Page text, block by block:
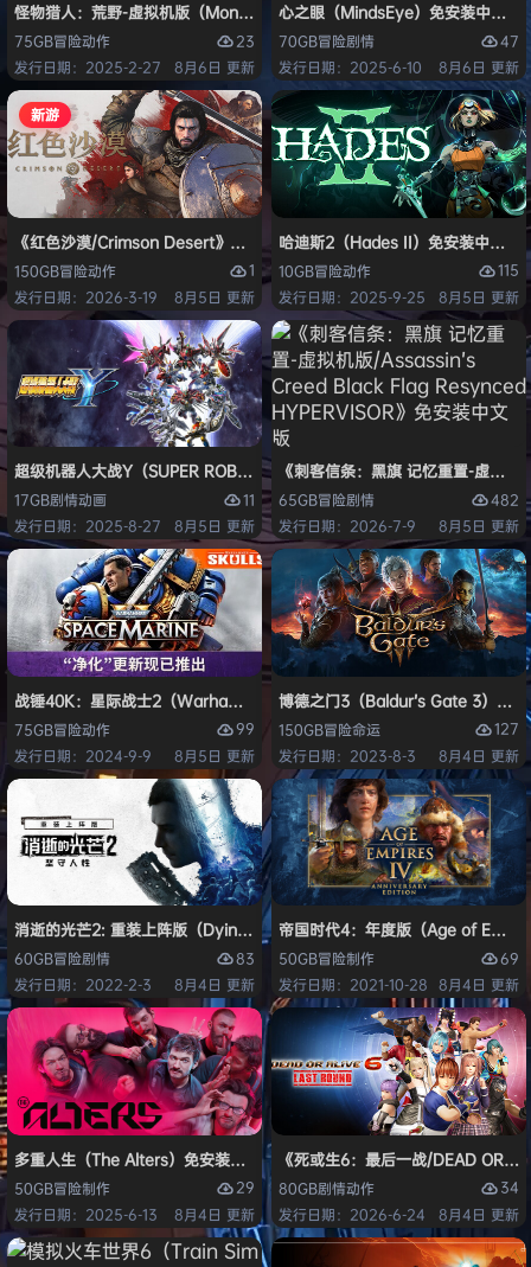
怪物猎人：荒野-虚拟机版（Monster Hunter Wilds HYPERVISOR）免安
75GB冒险动作
23
发行日期：2025-2-27
8月6日 更新
心之眼（MindsEye）免安装中文版
70GB冒险剧情
47
发行日期：2025-6-10
8月6日 更新
新游
《红色沙漠/Crimson Desert》免安装中文版
150GB冒险动作
1
发行日期：2026-3-19
8月5日 更新
哈迪斯2（Hades II）免安装中文版
10GB冒险动作
115
发行日期：2025-9-25
8月5日 更新
超级机器人大战Y（SUPER ROBOT WARS Y）免安装中文版
17GB剧情动画
11
发行日期：2025-8-27
8月5日 更新
《刺客信条：黑旗 记忆重置-虚拟
65GB冒险剧情
482
发行日期：2026-7-9
8月5日 更新
战锤40K：星际战士2（Warhammer 40,000: Space Marine 2）免安装
75GB冒险动作
99
发行日期：2024-9-9
8月5日 更新
博德之门3（Baldur’s Gate 3）免安
150GB冒险命运
127
发行日期：2023-8-3
8月4日 更新
消逝的光芒2: 重装上阵版（Dying Light 2 Stay Human: Reloaded
60GB冒险剧情
83
发行日期：2022-2-3
8月4日 更新
帝国时代4：年度版（Age of
50GB冒险制作
69
发行日期：2021-10-28 8月4日 更新
多重人生（The Alters）免安装中文版
50GB冒险制作
29
发行日期：2025-6-13
8月4日 更新
《死或生6：最后一战/DEAD OR
80GB剧情动作
34
发行日期：2026-6-24
8月4日 更新